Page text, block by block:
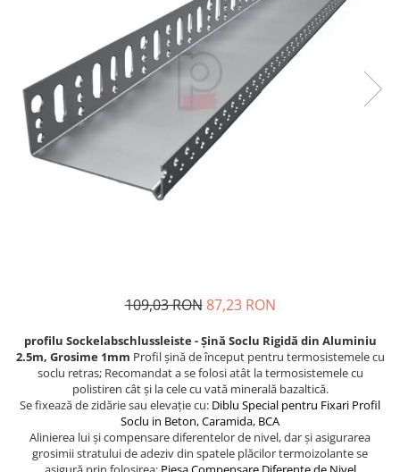
Plasă Tencuieli și Șape
Alte Plase
Doze și Platforme
Adezivi Termoizolații
Benzi Adezive
Barieră de Vapori
Polistiren Expandat & Extrudat
Finisaje
Accesorii Finisaje
Uși de Vizitare
Garnituri Adezive Uși Ferestre
Gips Carton
109,03 RON 87,23 RON
profilu Sockelabschlussleiste - Șină Soclu Rigidă din Aluminiu
2.5m, Grosime 1mm Profil șină de început pentru termosistemele cu
soclu retras; Recomandat a se folosi atât la termosistemele cu
polistiren cât și la cele cu vată minerală bazaltică.
Se fixează de zidărie sau elevație cu: Diblu Special pentru Fixari Profil
Soclu in Beton, Caramida, BCA
Alinierea lui și compensare diferentelor de nivel, dar și asigurarea
grosimii stratului de adeziv din spatele plăcilor termoizolante se